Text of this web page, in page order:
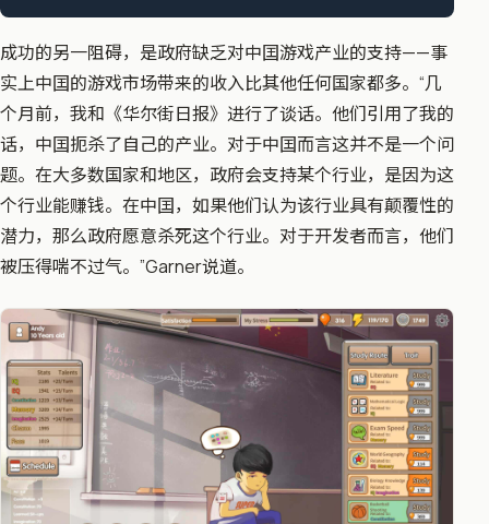
成功的另一阻碍，是政府缺乏对中囯游戏产业的支持——事
实上中囯的游戏市场带来的收入比其他任何国家都多。“几
个月前，我和《华尔街日报》进行了谈话。他们引用了我的
话，中囯扼杀了自己的产业。对于中囯而言这并不是一个问
题。在大多数国家和地区，政府会支持某个行业，是因为这
个行业能赚钱。在中囯，如果他们认为该行业具有颠覆性的
潜力，那么政府愿意杀死这个行业。对于开发者而言，他们
被压得喘不过气。”Garner说道。